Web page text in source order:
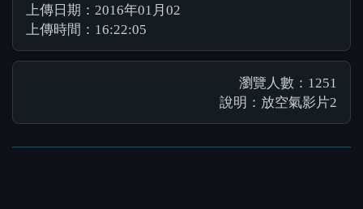
上傳日期：2016年01月02
上傳時間：16:22:05
瀏覽人數：1251
說明：放空氣影片2